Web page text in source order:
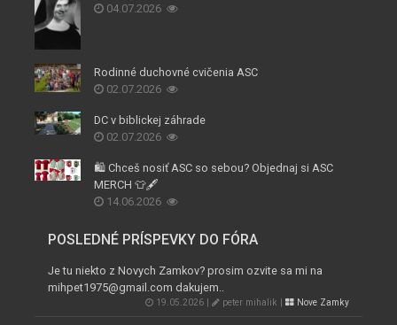
04.07.2026
Rodinné duchovné cvičenia ASC
02.07.2026
DC v biblickej záhrade
02.07.2026
🛍️ Chceš nosiť ASC so sebou? Objednaj si ASC
MERCH 👕🖋️
14.06.2026
POSLEDNÉ PRÍSPEVKY DO FÓRA
Je tu niekto z Novych Zamkov? prosim ozvite sa mi na
mihpet1975@gmail.com dakujem..
19.05.2026 | peter mihalik | Nove Zamky